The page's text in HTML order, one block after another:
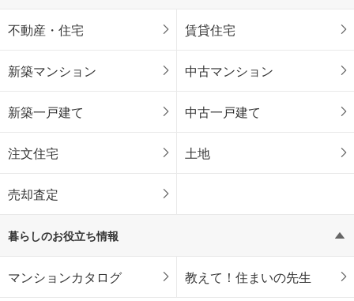
不動産・住宅 賃貸住宅
新築マンション 中古マンション
新築一戸建て 中古一戸建て
注文住宅 土地
売却査定
暮らしのお役立ち情報
マンションカタログ 教えて！住まいの先生